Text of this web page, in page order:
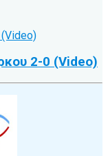
2-0 (Video)